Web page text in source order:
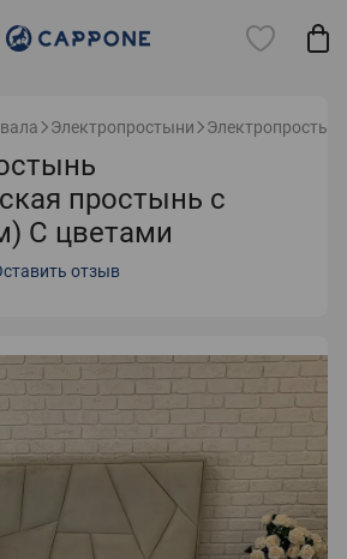
Электропростыни
простынь с
С цветами
отзыв